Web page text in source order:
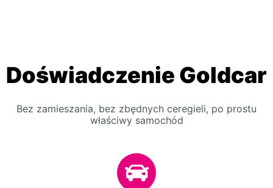
Doświadczenie Goldcar
Bez zamieszania, bez zbędnych ceregieli, po prostu
właściwy samochód